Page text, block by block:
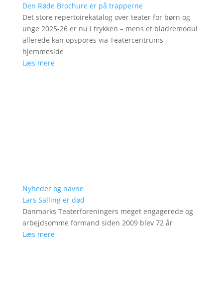
Den Røde Brochure er på trapperne
Det store repertoirekatalog over teater for børn og
unge 2025-26 er nu i trykken – mens et bladremodul
allerede kan opspores via Teatercentrums
hjemmeside
Læs mere
Nyheder og navne
Lars Salling er død
Danmarks Teaterforeningers meget engagerede og
arbejdsomme formand siden 2009 blev 72 år
Læs mere